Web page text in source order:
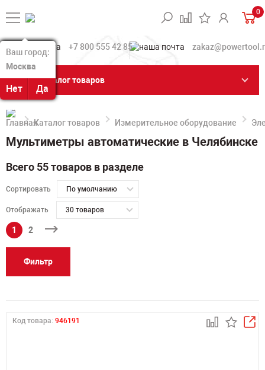
Ваш город:
Москва
Нет Да
Ваш город:
Москва
Нет Да
0
+7 800 555 42 85
Каталог товаров
Каталог товаров Измерительное оборудование
Мультиметры автоматические в Челябинске
Всего 55 товаров в разделе
Сортировать По умолчанию
Отображать 30 товаров
1 2
Фильтр
Код товара: 946191